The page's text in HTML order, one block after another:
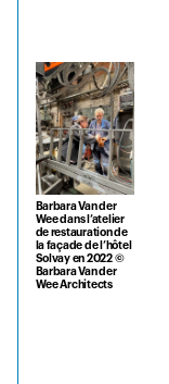
Barbara Van der
Wee dans l’atelier
de restauration de
la façade de l’hôtel
Solvay en 2022 ©
Barbara Van der
Wee Architects